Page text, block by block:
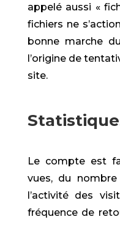
appelé aussi «
fichiers ne
bonne marche
l’origine de
site.
Le compte est
vues, du
l’activité des
fréquence de